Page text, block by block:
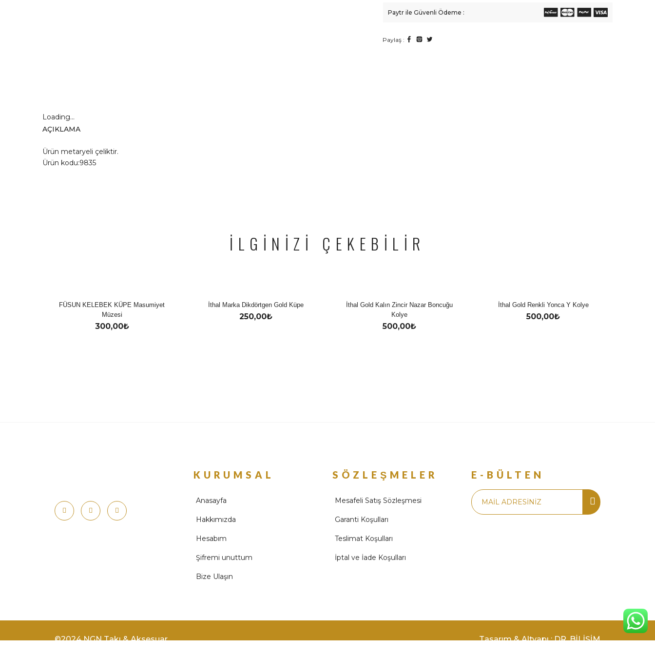
Paytr ile Güvenli Ödeme :
Paylaş :
Loading...
AÇIKLAMA
Ürün metaryeli çeliktir.
Ürün kodu:9835
İLGİNİZİ ÇEKEBİLİR
FÜSUN KELEBEK KÜPE Masumiyet
Müzesi
300,00₺
İthal Marka Dikdörtgen Gold Küpe
250,00₺
İthal Gold Kalın Zincir Nazar Boncuğu
Kolye
500,00₺
İthal Gold Renkli Yonca Y Kolye
500,00₺
KURUMSAL
Anasayfa
Hakkımızda
Hesabım
Şifremi unuttum
Bize Ulaşın
SÖZLEŞMELER
Mesafeli Satış Sözleşmesi
Garanti Koşulları
Teslimat Koşulları
İptal ve İade Koşulları
E-BÜLTEN
©2024 NGN Takı & Aksesuar Tasarım & Altyapı : DR. BİLİŞİM